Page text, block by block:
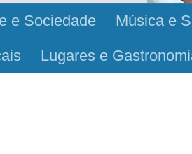
e Sociedade
Música e
Lugares e